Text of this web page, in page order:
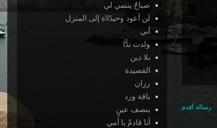
رسالة أقدم
صباحٌ ينتمي لي
لن أعود وحيدًا\ة إلى المنزل
أبي
ولدت ندًّا
بلا دين
القصيدة
رزان
باقة ورد
بنصف عينٍ
أنا قادمٌ يا أمي